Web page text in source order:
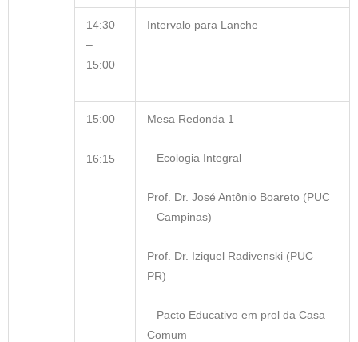
14:30
–
15:00
Intervalo para Lanche
15:00
–
16:15
Mesa Redonda 1
– Ecologia Integral
Prof. Dr. José Antônio Boareto (PUC
– Campinas)
Prof. Dr. Iziquel Radivenski (PUC –
PR)
– Pacto Educativo em prol da Casa
Comum